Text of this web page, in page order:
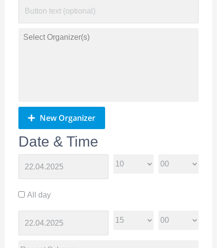
New Organizer
Date & Time
All day